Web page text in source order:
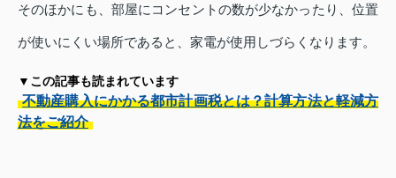
そのほかにも、部屋にコンセントの数が少なかったり、位置
が使いにくい場所であると、家電が使用しづらくなります。
▼この記事も読まれています
不動産購入にかかる都市計画税とは？計算方法と軽減方
法をご紹介